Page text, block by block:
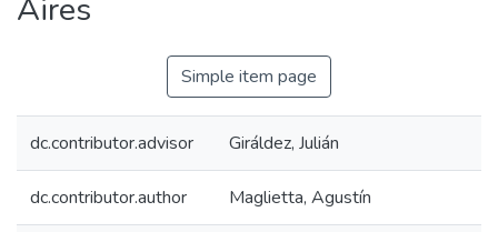
Aires
Simple item page
dc.contributor.advisor Giráldez, Julián
dc.contributor.author Maglietta, Agustín